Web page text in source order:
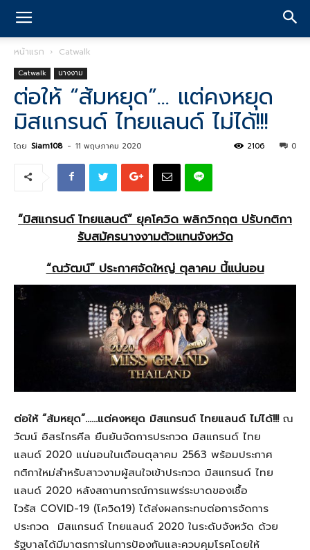
หน้าแรก Catwalk
Catwalk นางงาม
ต่อให้ “ส้มหยุด”… แต่คงหยุด
มิสแกรนด์ ไทยแลนด์ ไม่ได้!!!
โดย Siam108 - 11 พฤษภาคม 2020 0
2106
“มิสแกรนด์ ไทยแลนด์” ยุคโควิด พลิกวิกฤต ปรับกติกา
รับสมัครนางงามตัวแทนจังหวัด
“ณวัฒน์” ประกาศจัดใหญ่ ตุลาคม นี้แน่นอน
ต่อให้ “ส้มหยุด”……แต่คงหยุด มิสแกรนด์ ไทยแลนด์ ไม่ได้!!!ณ
วัฒน์ อิสรไกรศีล ยืนยันจัดการประกวด มิสแกรนด์ ไทย
แลนด์ 2020 แน่นอนในเดือนตุลาคม 2563 พร้อมประกาศ
กติกาใหม่สำหรับสาวงามผู้สนใจเข้าประกวด มิสแกรนด์ ไทย
แลนด์ 2020 หลังสถานการณ์การแพร่ระบาดของเชื้อ
ไวรัส COVID-19 (โควิด19) ได้ส่งผลกระทบต่อการจัดการ
ประกวด มิสแกรนด์ ไทยแลนด์ 2020 ในระดับจังหวัด ด้วย
รัฐบาลได้มีมาตรการในการป้องกันและควบคุมโรคโดยให้